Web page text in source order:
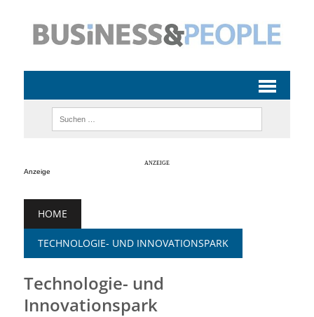
Anzeige
HOME
TECHNOLOGIE- UND INNOVATIONSPARK
Technologie- und
Innovationspark